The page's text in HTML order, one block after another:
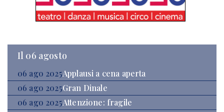
Il 06 agosto
06 ago 2025Applausi a cena aperta
06 ago 2025Gran Dinale
06 ago 2025Attenzione: fragile